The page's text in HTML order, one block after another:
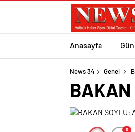
Anasayfa
News 34 Genel
BAKAN
0